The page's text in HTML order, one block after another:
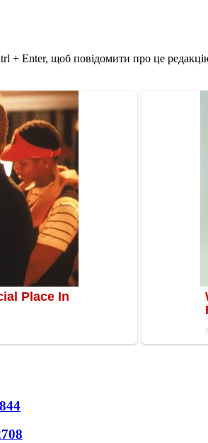
+ Enter, щоб повідомити про це